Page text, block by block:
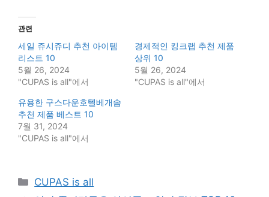
관련
세일 쥬시쥬디 추천 아이템
리스트 10
5월 26, 2024
"CUPAS is all"에서
경제적인 킹크랩 추천 제품
상위 10
5월 26, 2024
"CUPAS is all"에서
유용한 구스다운호텔베개솜
추천 제품 베스트 10
7월 31, 2024
"CUPAS is all"에서
Categories
CUPAS is all